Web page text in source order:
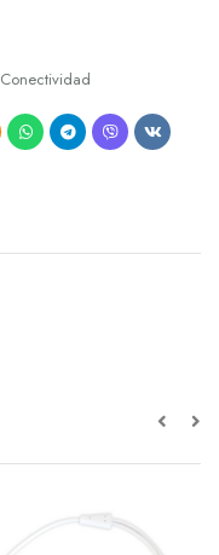
Conectividad